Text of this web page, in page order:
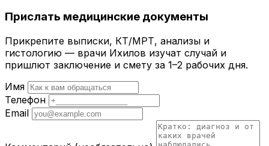
Прислать медицинские документы
Прикрепите выписки, КТ/МРТ, анализы и
гистологию — врачи Ихилов изучат случай и
пришлют заключение и смету за 1–2 рабочих дня.
Имя
Телефон
Email